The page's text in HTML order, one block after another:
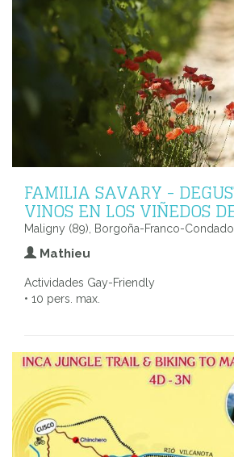
FAMILIA SAVARY -
VINOS EN LOS VIÑEDOS
Maligny (89), Borgoña-Franco-
Mathieu
Actividades Gay-Friendly
• 10 pers. max.